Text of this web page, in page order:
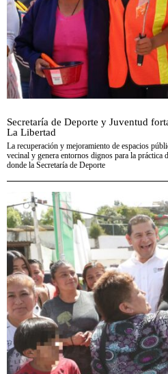
Secretaría de Deporte y Juventud
La Libertad
La recuperación y mejoramiento de espacios
vecinal y genera entornos dignos para la
donde la Secretaría de Deporte